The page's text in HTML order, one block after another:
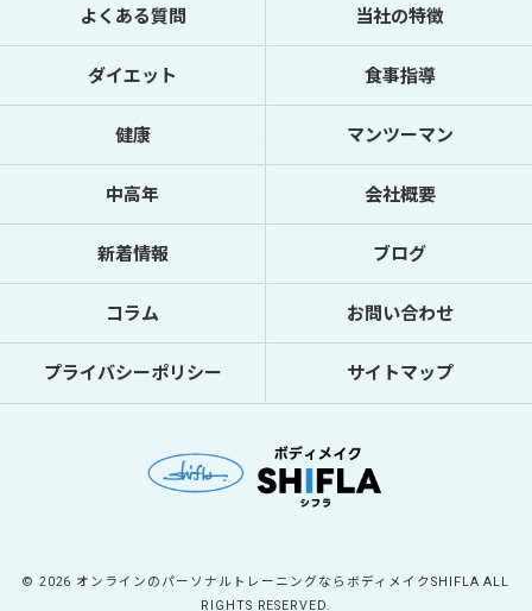
よくある質問 当社の特徴
ダイエット 食事指導
健康 マンツーマン
中高年 会社概要
新着情報 ブログ
コラム お問い合わせ
プライバシーポリシー サイトマップ
© 2026 オンラインのパーソナルトレーニングならボディメイクSHIFLA ALL
RIGHTS RESERVED.